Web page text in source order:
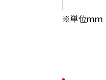
※単位ｍｍ